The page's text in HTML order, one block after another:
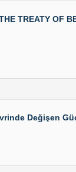
TREATY
Değişen